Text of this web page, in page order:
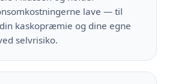
lave — til
kaskopræmie og dine egne
selvrisiko.